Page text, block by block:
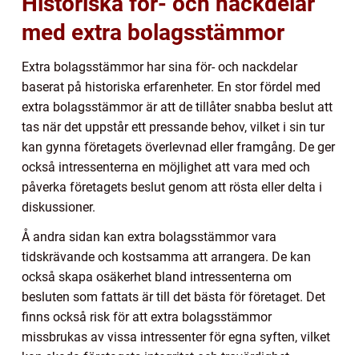
med extra bolagsstämmor
Extra bolagsstämmor har sina för- och nackdelar
baserat på historiska erfarenheter. En stor fördel med
extra bolagsstämmor är att de tillåter snabba beslut att
tas när det uppstår ett pressande behov, vilket i sin tur
kan gynna företagets överlevnad eller framgång. De ger
också intressenterna en möjlighet att vara med och
påverka företagets beslut genom att rösta eller delta i
diskussioner.
Å andra sidan kan extra bolagsstämmor vara
tidskrävande och kostsamma att arrangera. De kan
också skapa osäkerhet bland intressenterna om
besluten som fattats är till det bästa för företaget. Det
finns också risk för att extra bolagsstämmor
missbrukas av vissa intressenter för egna syften, vilket